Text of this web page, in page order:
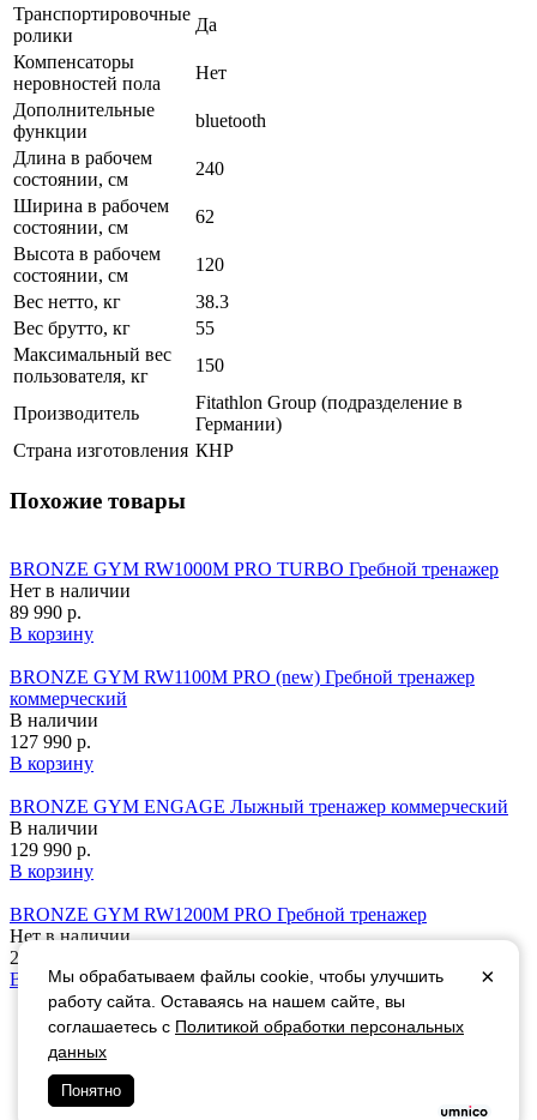
Транспортировочные
ролики
Да
Компенсаторы
неровностей пола
Нет
Дополнительные
функции
bluetooth
Длина в рабочем
состоянии, см
240
Ширина в рабочем
состоянии, см
62
Высота в рабочем
состоянии, см
120
Вес нетто, кг
38.3
Вес брутто, кг
55
Максимальный вес
пользователя, кг
150
Производитель
Fitathlon Group (подразделение в
Германии)
Страна изготовления КНР
Похожие товары
BRONZE GYM RW1000M PRO TURBO Гребной тренажер
Нет в наличии
89 990 р.
В корзину
BRONZE GYM RW1100M PRO (new) Гребной тренажер
коммерческий
В наличии
127 990 р.
В корзину
BRONZE GYM ENGAGE Лыжный тренажер коммерческий
В наличии
129 990 р.
В корзину
BRONZE GYM RW1200M PRO Гребной тренажер
Нет в наличии
204 990 р.
В корзину
×
Мы обрабатываем файлы cookie, чтобы улучшить
работу сайта. Оставаясь на нашем сайте, вы
соглашаетесь с Политикой обработки персональных
данных
Понятно
799-09-07
Политика обработки персональных данных